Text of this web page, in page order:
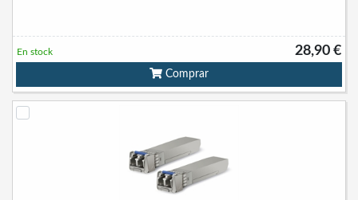
28,90 €
En stock
Comprar